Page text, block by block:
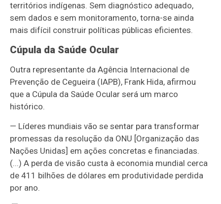
territórios indígenas. Sem diagnóstico adequado,
sem dados e sem monitoramento, torna-se ainda
mais difícil construir políticas públicas eficientes.
Cúpula da Saúde Ocular
Outra representante da Agência Internacional de
Prevenção de Cegueira (IAPB), Frank Hida, afirmou
que a Cúpula da Saúde Ocular será um marco
histórico.
— Líderes mundiais vão se sentar para transformar
promessas da resolução da ONU [Organização das
Nações Unidas] em ações concretas e financiadas.
(...) A perda de visão custa à economia mundial cerca
de 411 bilhões de dólares em produtividade perdida
por ano.